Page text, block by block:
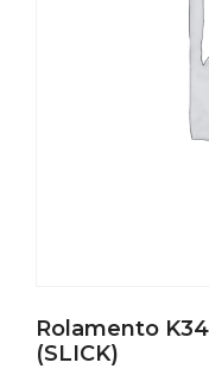
Rolamento
(SLICK)